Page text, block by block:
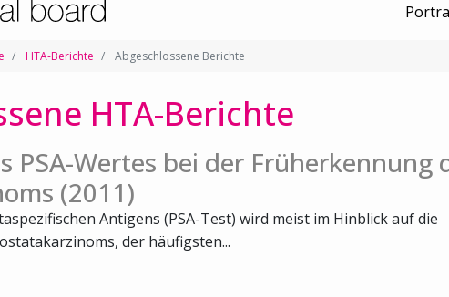
HTA-Berichte Abgeschlossene Berichte
HTA-Berichte
PSA-Wertes bei der Früherkennung
(2011)
Antigens (PSA-Test) wird meist im Hinblick auf die
der häufigsten...